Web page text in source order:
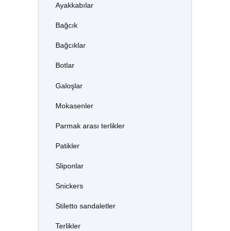
Ayakkabılar
Bağcık
Bağcıklar
Botlar
Galoşlar
Mokasenler
Parmak arası terlikler
Patikler
Sliponlar
Snickers
Stiletto sandaletler
Terlikler